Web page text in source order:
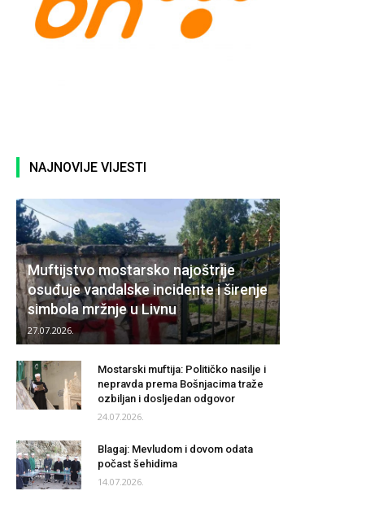
NAJNOVIJE VIJESTI
Muftijstvo mostarsko najoštrije
osuđuje vandalske incidente i širenje
simbola mržnje u Livnu
27.07.2026.
Mostarski muftija: Političko nasilje i
nepravda prema Bošnjacima traže
ozbiljan i dosljedan odgovor
24.07.2026.
Blagaj: Mevludom i dovom odata
počast šehidima
14.07.2026.